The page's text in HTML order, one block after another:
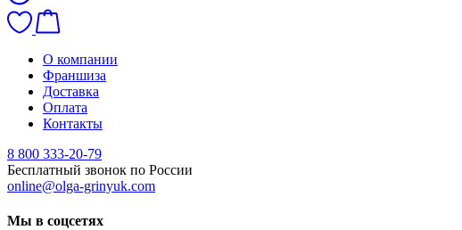
О компании
Франшиза
Доставка
Оплата
Контакты
8 800 333-20-79
Бесплатный звонок по России
online@olga-grinyuk.com
Мы в соцсетях